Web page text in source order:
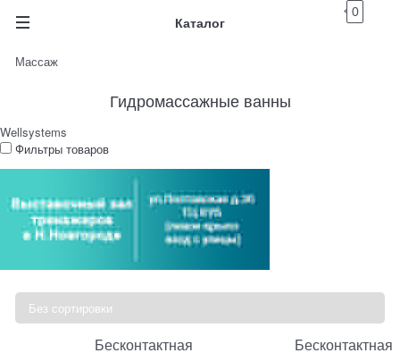
Каталог
0
Массаж
Гидромассажные ванны
Wellsystems
Фильтры товаров
Бесконтактная
Бесконтактная